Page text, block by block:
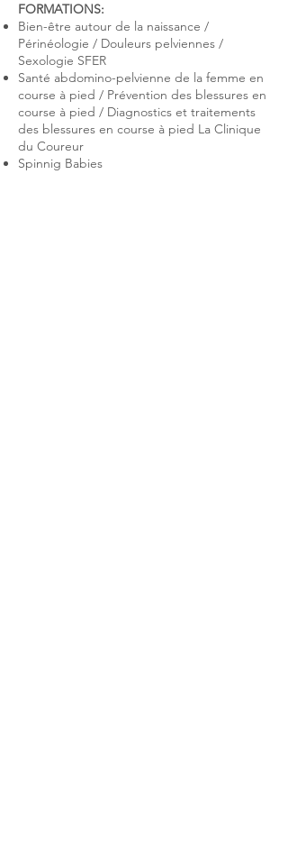
FORMATIONS:
Bien-être autour de la naissance /
Périnéologie / Douleurs pelviennes /
Sexologie SFER
Santé abdomino-pelvienne de la femme en
course à pied / Prévention des blessures en
course à pied / Diagnostics et traitements
des blessures en course à pied La Clinique
du Coureur
Spinnig Babies